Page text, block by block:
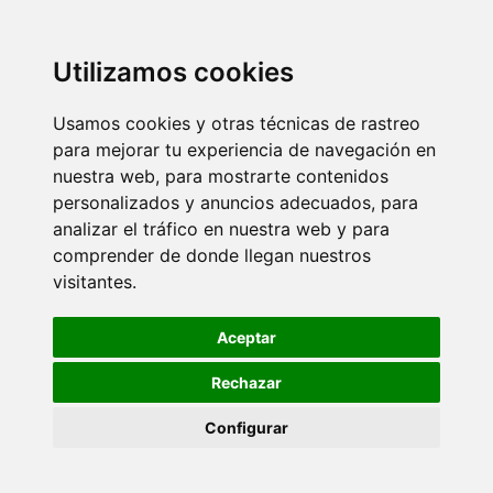
Utilizamos cookies
Usamos cookies y otras técnicas de rastreo
para mejorar tu experiencia de navegación en
nuestra web, para mostrarte contenidos
personalizados y anuncios adecuados, para
analizar el tráfico en nuestra web y para
comprender de donde llegan nuestros
visitantes.
Aceptar
Rechazar
Configurar